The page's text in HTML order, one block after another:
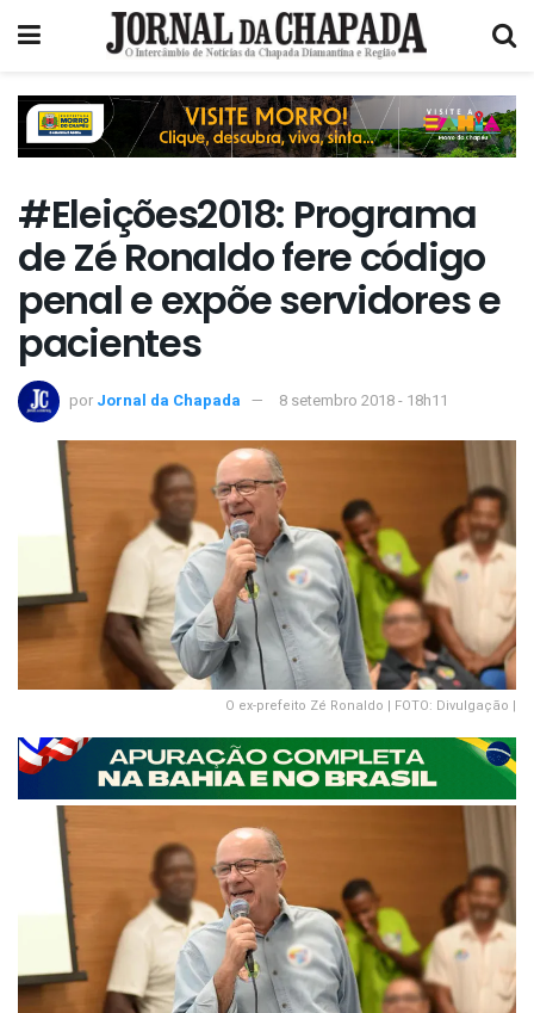
#Eleições2018: Programa
de Zé Ronaldo fere código
penal e expõe servidores e
pacientes
por Jornal da Chapada 8 setembro 2018 - 18h11
O ex-prefeito Zé Ronaldo | FOTO: Divulgação |